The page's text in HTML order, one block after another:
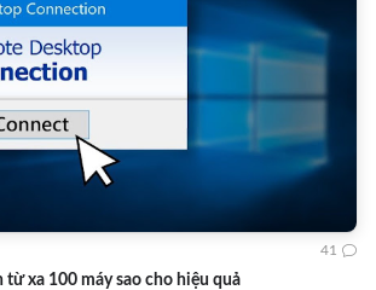
xa 100 máy sao cho hiệu quả
41